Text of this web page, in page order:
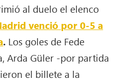
al duelo el elenco
venció por 0-5 a
. Los goles de Fede
Arda Güler -por partida
el billete a la